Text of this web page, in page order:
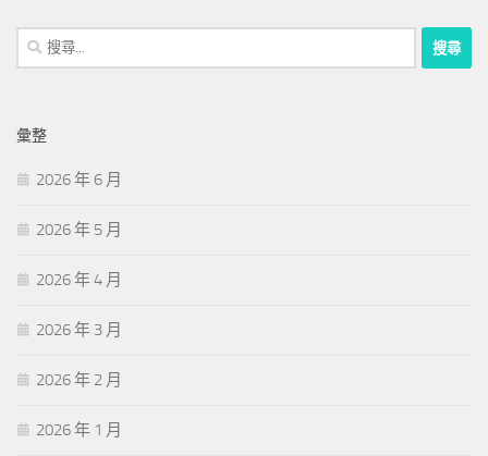
搜
尋
字:
彙整
2026 年 6 月
2026 年 5 月
2026 年 4 月
2026 年 3 月
2026 年 2 月
2026 年 1 月